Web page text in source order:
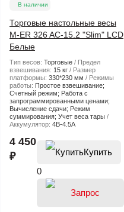
В наличии
Торговые настольные весы
M-ER 326 AC-15.2 "Slim" LCD
Белые
Тип весов: Торговые
Предел
взвешивания: 15 кг
Размер
платформы: 330*230 мм
Режимы
работы: Простое взвешивание;
Счетный режим; Работа с
запрограммированными ценами;
Вычисление сдачи; Режим
суммирования; Учет веса тары
Аккумулятор: 4В-4.5А
4 450
₽
Купить
0